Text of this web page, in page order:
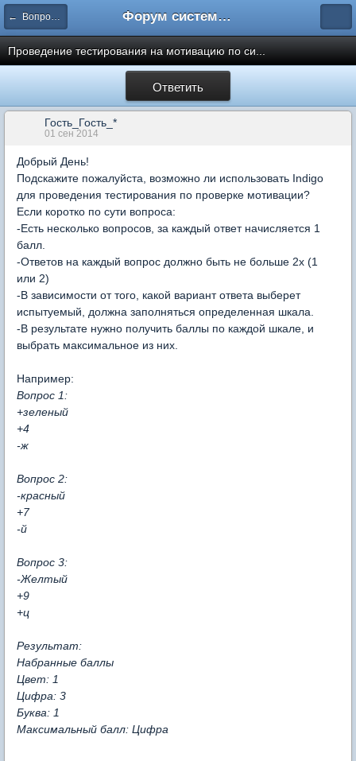
← Вопросы составления тестов Форум системы тестирования INDIGO
Проведение тестирования на мотивацию по си...
Ответить
Гость_Гость_*
01 сен 2014
Добрый День!
Подскажите пожалуйста, возможно ли использовать Indigo
для проведения тестирования по проверке мотивации?
Если коротко по сути вопроса:
-Есть несколько вопросов, за каждый ответ начисляется 1
балл.
-Ответов на каждый вопрос должно быть не больше 2х (1
или 2)
-В зависимости от того, какой вариант ответа выберет
испытуемый, должна заполняться определенная шкала.
-В результате нужно получить баллы по каждой шкале, и
выбрать максимальное из них.
Например:
Вопрос 1:
+зеленый
+4
-ж
Вопрос 2:
-красный
+7
-й
Вопрос 3:
-Желтый
+9
+ц
Результат:
Набранные баллы
Цвет: 1
Цифра: 3
Буква: 1
Максимальный балл: Цифра